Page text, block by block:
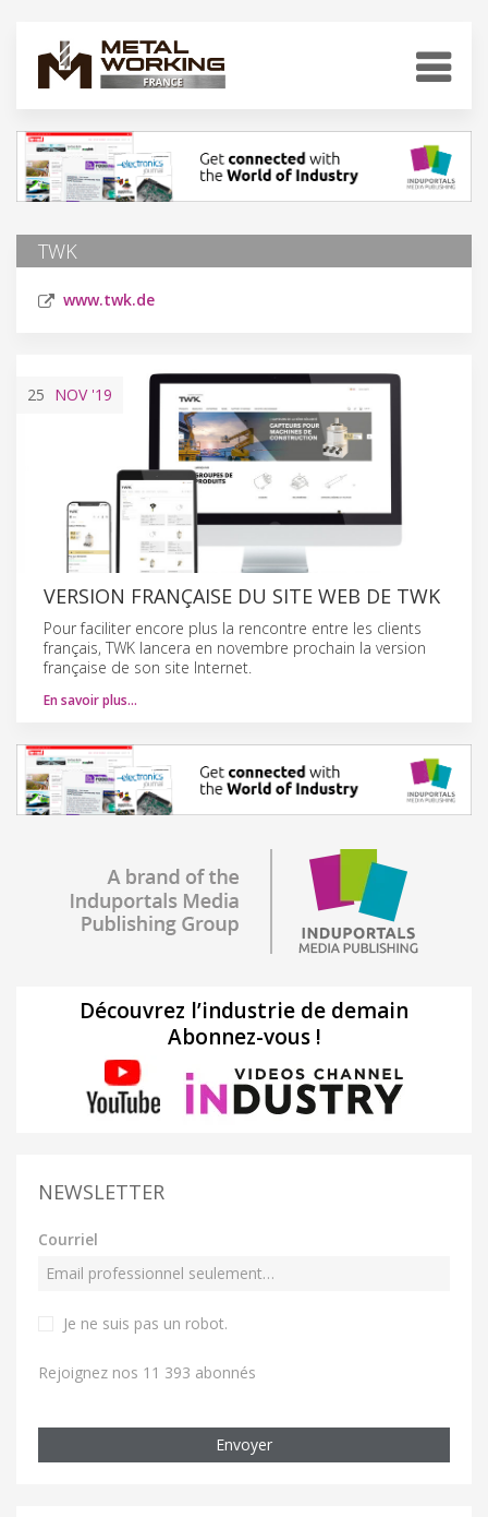
TWK
www.twk.de
25 NOV'19
VERSION FRANÇAISE DU SITE WEB DE TWK
Pour faciliter encore plus la rencontre entre les clients
français, TWK lancera en novembre prochain la version
française de son site Internet.
En savoir plus…
Découvrez l’industrie de demain
Abonnez-vous !
NEWSLETTER
Courriel
Je ne suis pas un robot.
Rejoignez nos 11 393 abonnés
Envoyer